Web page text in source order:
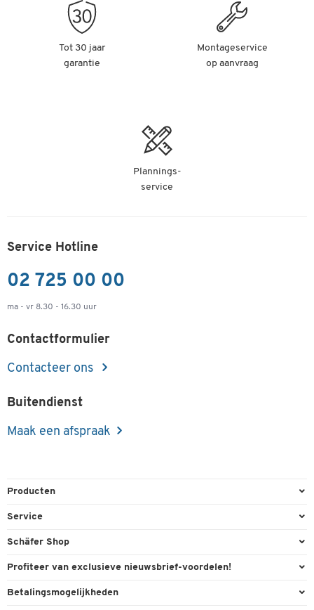
Tot 30 jaar
garantie
Montageservice
op aanvraag
Plannings-
service
Service Hotline
02 725 00 00
ma - vr 8.30 - 16.30 uur
Contactformulier
Contacteer ons
Buitendienst
Maak een afspraak
Producten
Kantoorbenodigdheden
Milieutechniek
Service
Bestelling herroepen
Schäfer Shop
Algemene voorwaarden
Profiteer van exclusieve nieuwsbrief-voordelen!
Welkomstgeschenk
Betalingsmogelijkheden